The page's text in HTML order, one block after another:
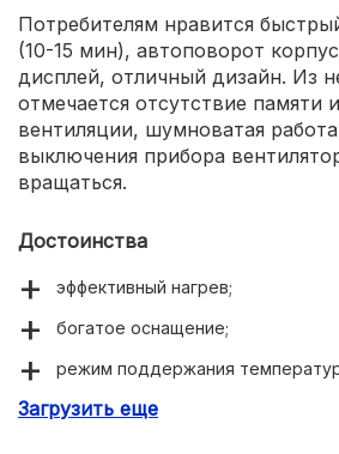
Потребителям нравится
(10-15 мин), автоповорот
дисплей, отличный дизайн. Из
отмечается отсутствие памяти
вентиляции, шумноватая
выключения прибора
вращаться.
Достоинства
эффективный нагрев;
богатое оснащение;
режим поддержания
электронное управление.
Загрузить еще